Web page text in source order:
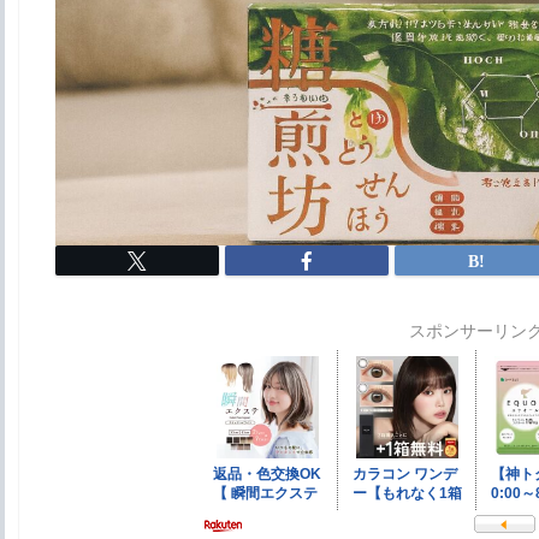
スポンサーリン